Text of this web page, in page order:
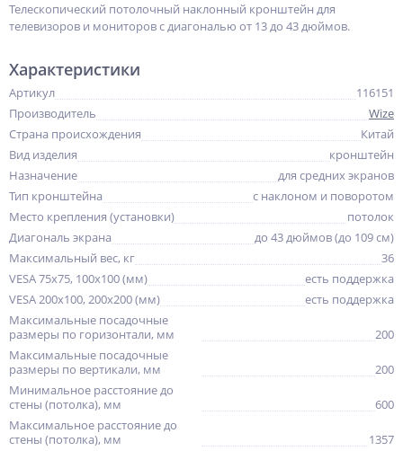
Телескопический потолочный наклонный кронштейн для
телевизоров и мониторов с диагональю от 13 до 43 дюймов.
Характеристики
Артикул
116151
Производитель
Wize
Страна происхождения
Китай
Вид изделия
кронштейн
Назначение
для средних экранов
Тип кронштейна
с наклоном и поворотом
Место крепления (установки)
потолок
Диагональ экрана
до 43 дюймов (до 109 см)
Максимальный вес, кг
36
VESA 75x75, 100x100 (мм)
есть поддержка
VESA 200x100, 200x200 (мм)
есть поддержка
Максимальные посадочные
размеры по горизонтали, мм
200
Максимальные посадочные
размеры по вертикали, мм
200
Минимальное расстояние до
стены (потолка), мм
600
Максимальное расстояние до
стены (потолка), мм
1357